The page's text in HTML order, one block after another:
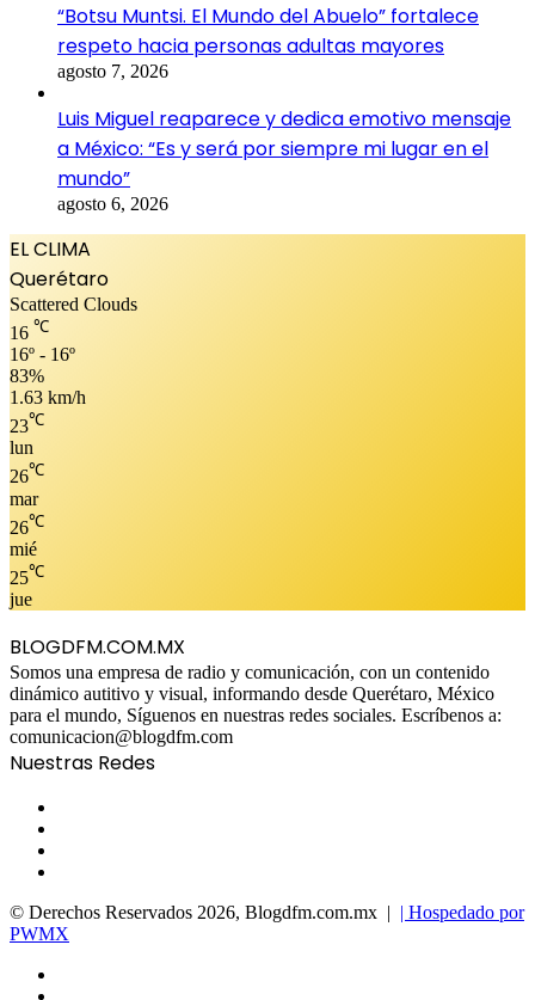
“Botsu Muntsi. El Mundo del Abuelo” fortalece
respeto hacia personas adultas mayores
agosto 7, 2026
Luis Miguel reaparece y dedica emotivo mensaje
a México: “Es y será por siempre mi lugar en el
mundo”
agosto 6, 2026
EL CLIMA
Querétaro
Scattered Clouds
16 ℃
16º - 16º
83%
1.63 km/h
23℃
lun
26℃
mar
26℃
mié
25℃
jue
BLOGDFM.COM.MX
Somos una empresa de radio y comunicación, con un contenido
dinámico autitivo y visual, informando desde Querétaro, México
para el mundo, Síguenos en nuestras redes sociales. Escríbenos a:
comunicacion@blogdfm.com
Nuestras Redes
© Derechos Reservados 2026, Blogdfm.com.mx | | Hospedado por
PWMX